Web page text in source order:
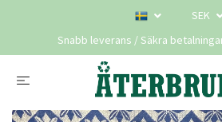
SEK
Snabb leverans / Säkra